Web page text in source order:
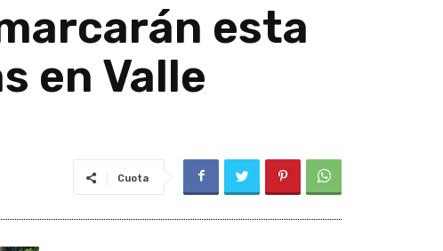
esta
en Valle
Cuota